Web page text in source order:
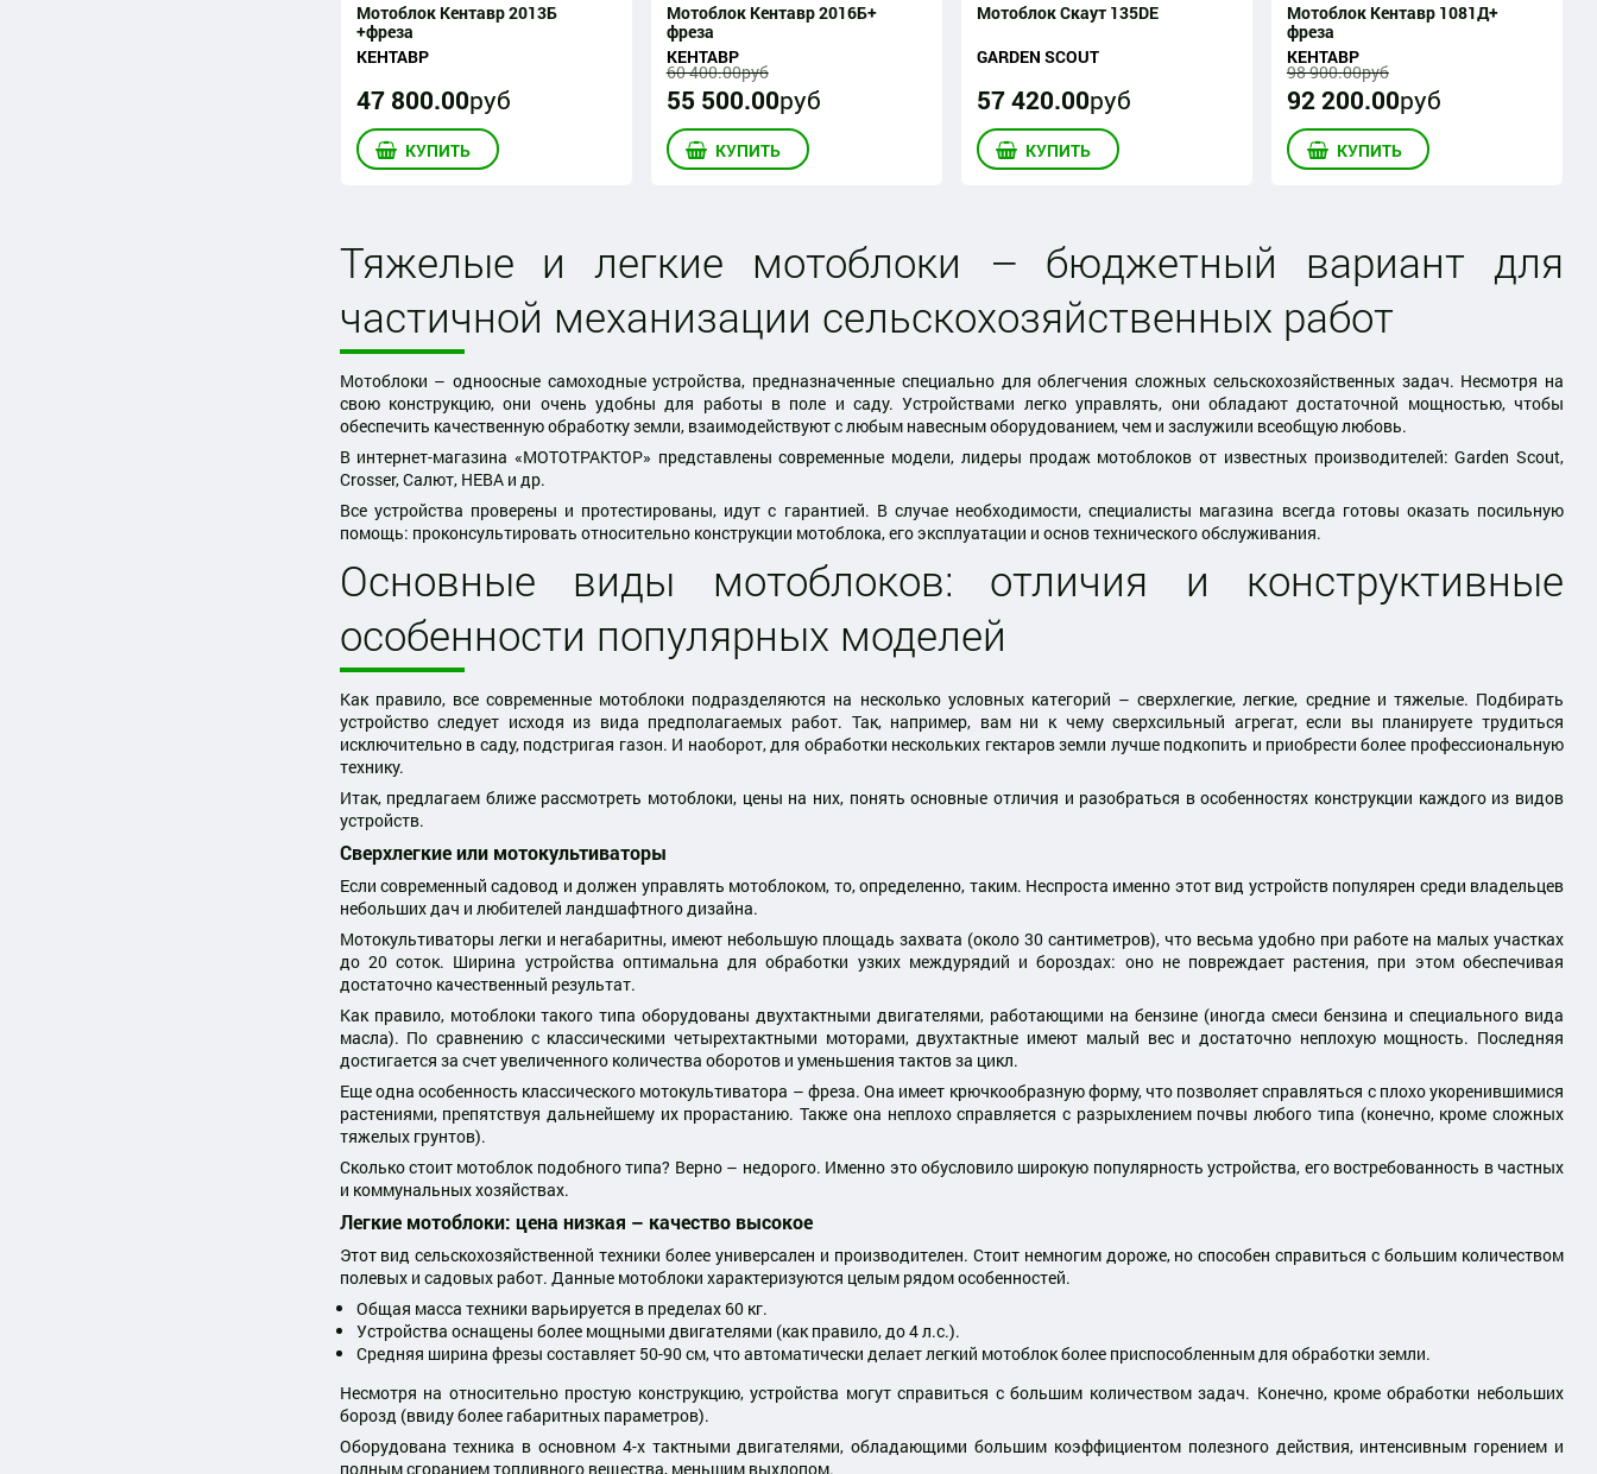
Мотоблок Кентавр 2013Б
+фреза
КЕНТАВР
47 800.00руб
КУПИТЬ
Мотоблок Кентавр 2016Б+
фреза
КЕНТАВР
60 400.00руб
55 500.00руб
КУПИТЬ
Мотоблок Скаут 135DE
GARDEN SCOUT
57 420.00руб
КУПИТЬ
Мотоблок Кентавр 1081Д+
фреза
КЕНТАВР
98 900.00руб
92 200.00руб
КУПИТЬ
Тяжелые и легкие мотоблоки – бюджетный вариант для
частичной механизации сельскохозяйственных работ
Мотоблоки – одноосные самоходные устройства, предназначенные специально для облегчения сложных сельскохозяйственных задач. Несмотря на
свою конструкцию, они очень удобны для работы в поле и саду. Устройствами легко управлять, они обладают достаточной мощностью, чтобы
обеспечить качественную обработку земли, взаимодействуют с любым навесным оборудованием, чем и заслужили всеобщую любовь.
В интернет-магазина «МОТОТРАКТОР» представлены современные модели, лидеры продаж мотоблоков от известных производителей: Garden Scout,
Crosser, Салют, НЕВА и др.
Все устройства проверены и протестированы, идут с гарантией. В случае необходимости, специалисты магазина всегда готовы оказать посильную
помощь: проконсультировать относительно конструкции мотоблока, его эксплуатации и основ технического обслуживания.
Основные виды мотоблоков: отличия и конструктивные
особенности популярных моделей
Как правило, все современные мотоблоки подразделяются на несколько условных категорий – сверхлегкие, легкие, средние и тяжелые. Подбирать
устройство следует исходя из вида предполагаемых работ. Так, например, вам ни к чему сверхсильный агрегат, если вы планируете трудиться
исключительно в саду, подстригая газон. И наоборот, для обработки нескольких гектаров земли лучше подкопить и приобрести более профессиональную
технику.
Итак, предлагаем ближе рассмотреть мотоблоки, цены на них, понять основные отличия и разобраться в особенностях конструкции каждого из видов
устройств.
Сверхлегкие или мотокультиваторы
Если современный садовод и должен управлять мотоблоком, то, определенно, таким. Неспроста именно этот вид устройств популярен среди владельцев
небольших дач и любителей ландшафтного дизайна.
Мотокультиваторы легки и негабаритны, имеют небольшую площадь захвата (около 30 сантиметров), что весьма удобно при работе на малых участках
до 20 соток. Ширина устройства оптимальна для обработки узких междурядий и бороздах: оно не повреждает растения, при этом обеспечивая
достаточно качественный результат.
Как правило, мотоблоки такого типа оборудованы двухтактными двигателями, работающими на бензине (иногда смеси бензина и специального вида
масла). По сравнению с классическими четырехтактными моторами, двухтактные имеют малый вес и достаточно неплохую мощность. Последняя
достигается за счет увеличенного количества оборотов и уменьшения тактов за цикл.
Еще одна особенность классического мотокультиватора – фреза. Она имеет крючкообразную форму, что позволяет справляться с плохо укоренившимися
растениями, препятствуя дальнейшему их прорастанию. Также она неплохо справляется с разрыхлением почвы любого типа (конечно, кроме сложных
тяжелых грунтов).
Сколько стоит мотоблок подобного типа? Верно – недорого. Именно это обусловило широкую популярность устройства, его востребованность в частных
и коммунальных хозяйствах.
Легкие мотоблоки: цена низкая – качество высокое
Этот вид сельскохозяйственной техники более универсален и производителен. Стоит немногим дороже, но способен справиться с большим количеством
полевых и садовых работ. Данные мотоблоки характеризуются целым рядом особенностей.
Общая масса техники варьируется в пределах 60 кг.
Устройства оснащены более мощными двигателями (как правило, до 4 л.с.).
Средняя ширина фрезы составляет 50-90 см, что автоматически делает легкий мотоблок более приспособленным для обработки земли.
Несмотря на относительно простую конструкцию, устройства могут справиться с большим количеством задач. Конечно, кроме обработки небольших
борозд (ввиду более габаритных параметров).
Оборудована техника в основном 4-х тактными двигателями, обладающими большим коэффициентом полезного действия, интенсивным горением и
полным сгоранием топливного вещества, меньшим выхлопом.